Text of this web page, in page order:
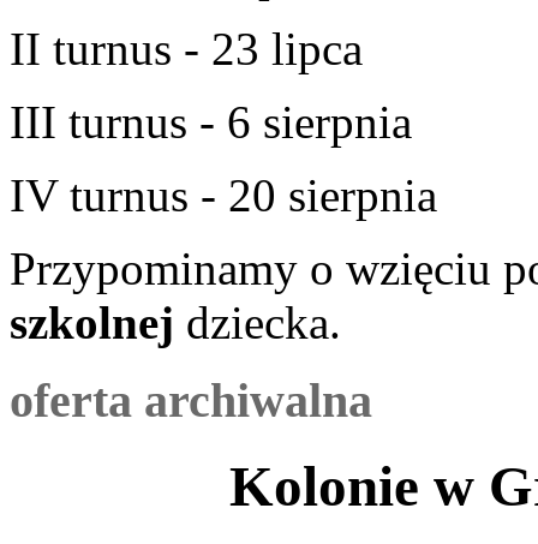
II turnus - 23 lipca
III turnus - 6 sierpnia
IV turnus - 20 sierpnia
Przypominamy o wzięciu
szkolnej dziecka.
oferta archiwalna
Kolonie w